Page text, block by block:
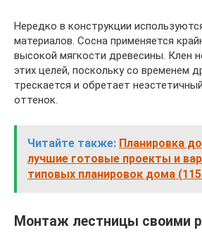
Нередко в конструкции
материалов. Сосна применяется
высокой мягкости древесины. Клен
этих целей, поскольку со временем
трескается и обретает
оттенок.
Читайте также: Планировка
лучшие готовые проекты и
типовых планировок дома
Монтаж лестницы своими